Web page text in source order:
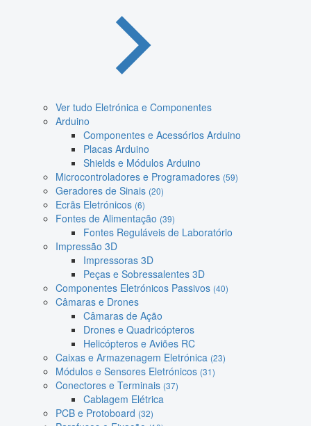
Ver tudo Eletrónica e Componentes
Arduino
Componentes e Acessórios Arduino
Placas Arduino
Shields e Módulos Arduino
Microcontroladores e Programadores (59)
Geradores de Sinais (20)
Ecrãs Eletrónicos (6)
Fontes de Alimentação (39)
Fontes Reguláveis de Laboratório
Impressão 3D
Impressoras 3D
Peças e Sobressalentes 3D
Componentes Eletrónicos Passivos (40)
Câmaras e Drones
Câmaras de Ação
Drones e Quadricópteros
Helicópteros e Aviões RC
Caixas e Armazenagem Eletrónica (23)
Módulos e Sensores Eletrónicos (31)
Conectores e Terminais (37)
Cablagem Elétrica
PCB e Protoboard (32)